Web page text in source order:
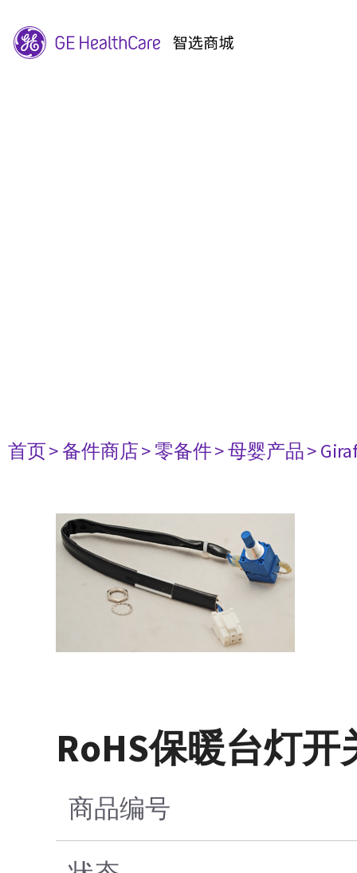
首页> 备件商店> 零备件> 母婴产品>
RoHS保暖台灯开
商品编号